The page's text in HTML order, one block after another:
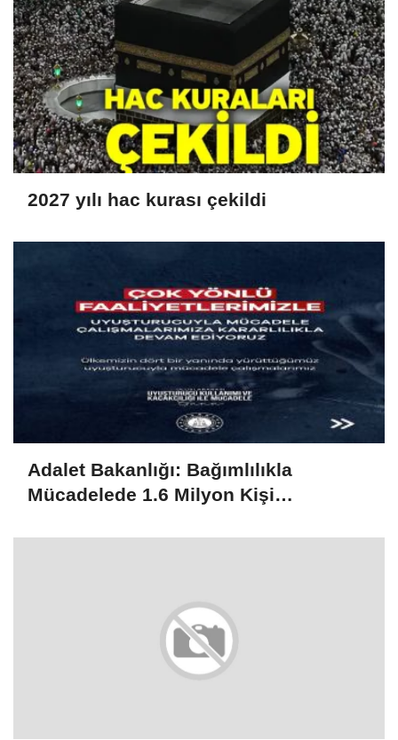
2027 yılı hac kurası çekildi
Adalet Bakanlığı: Bağımlılıkla
Mücadelede 1.6 Milyon Kişi